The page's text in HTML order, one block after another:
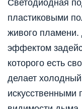
Светодиодная
пластиковыми
живого пламени.
эффектом
которого есть
делает
искусственными